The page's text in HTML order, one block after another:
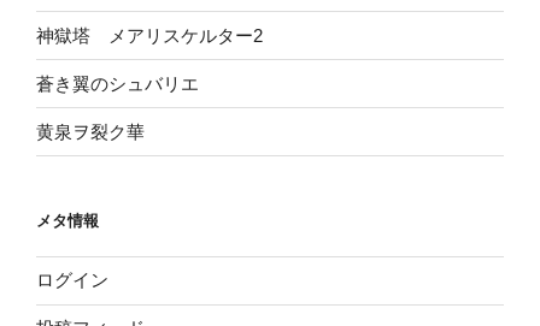
神獄塔 メアリスケルター2
蒼き翼のシュバリエ
黄泉ヲ裂ク華
メタ情報
ログイン